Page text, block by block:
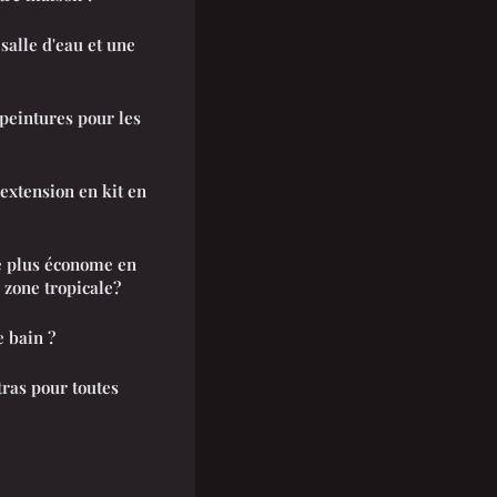
d'eau et une
pour les
en kit en
économe en
tropicale?
bain ?
pour toutes